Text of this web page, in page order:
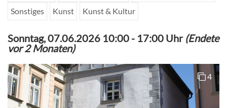
Sonstiges
Kunst Kunst & Kultur
Sonntag, 07.06.2026 10:00 - 17:00 Uhr(Endete
vor 2 Monaten)
4